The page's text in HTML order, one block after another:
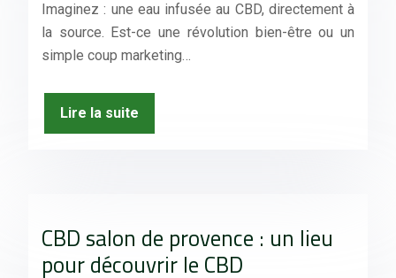
Imaginez : une eau infusée au CBD, directement à
la source. Est-ce une révolution bien-être ou un
simple coup marketing…
Lire la suite
CBD salon de provence : un lieu
pour découvrir le CBD